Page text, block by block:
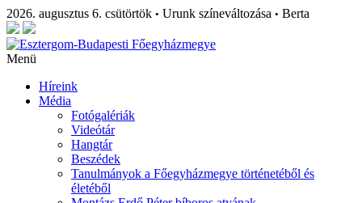
2026. augusztus 6. csütörtök • Urunk színeváltozása • Berta
Menü
Híreink
Média
Fotógalériák
Videótár
Hangtár
Beszédek
Tanulmányok a Főegyházmegye történetéből és
életéből